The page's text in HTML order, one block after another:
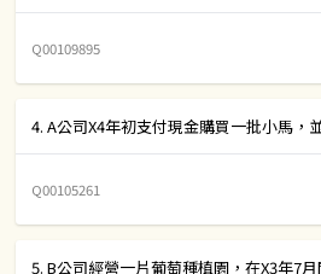
Q00109895
4. A公司X4年初支付現金購買一批小馬，
Q00105261
5. B公司經營一片葡萄種植園，在X3年7